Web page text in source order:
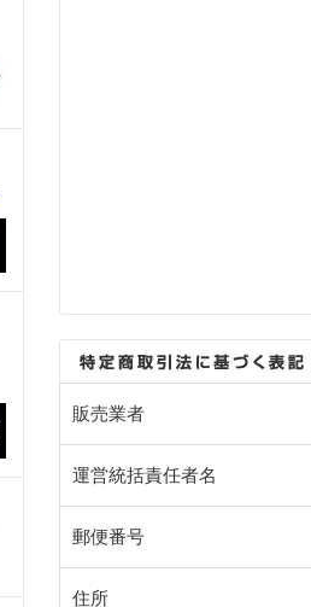
販売業者
運営統括責任者名
郵便番号
住所